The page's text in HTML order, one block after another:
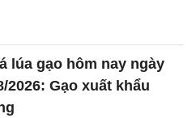
lúa gạo hôm nay ngày
2026: Gạo xuất khẩu